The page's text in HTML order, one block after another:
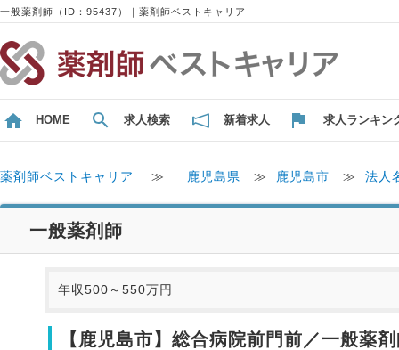
一般薬剤師（ID：95437）｜薬剤師ベストキャリア
HOME 求人検索 新着求人 求人ランキン
薬剤師ベストキャリア ≫ 鹿児島県 ≫ 鹿児島市 ≫ 法人
一般薬剤師
年収500～550万円
【鹿児島市】総合病院前門前／一般薬